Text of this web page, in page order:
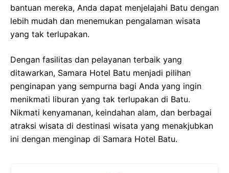
bantuan mereka, Anda dapat menjelajahi Batu dengan
lebih mudah dan menemukan pengalaman wisata
yang tak terlupakan.
Dengan fasilitas dan pelayanan terbaik yang
ditawarkan, Samara Hotel Batu menjadi pilihan
penginapan yang sempurna bagi Anda yang ingin
menikmati liburan yang tak terlupakan di Batu.
Nikmati kenyamanan, keindahan alam, dan berbagai
atraksi wisata di destinasi wisata yang menakjubkan
ini dengan menginap di Samara Hotel Batu.